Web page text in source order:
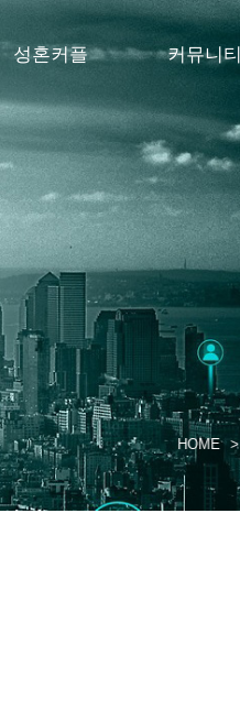
성혼커플 커뮤니티
HOME >